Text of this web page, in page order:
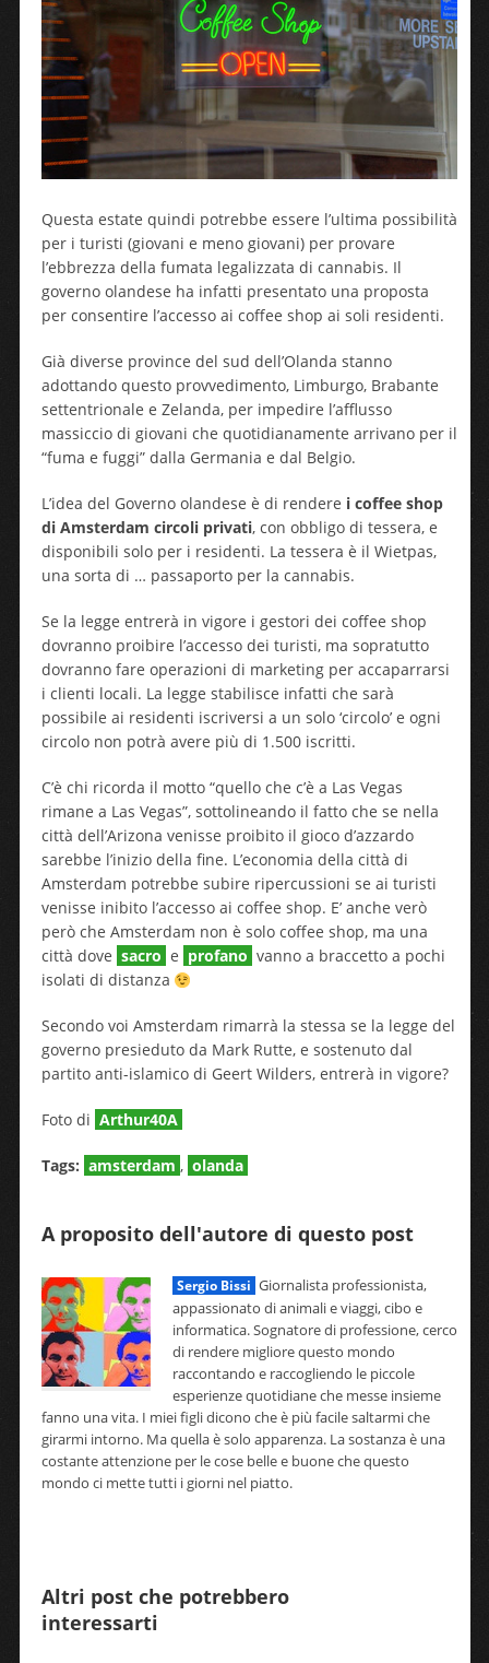
Questa estate quindi potrebbe essere l’ultima possibilità
per i turisti (giovani e meno giovani) per provare
l’ebbrezza della fumata legalizzata di cannabis. Il
governo olandese ha infatti presentato una proposta
per consentire l’accesso ai coffee shop ai soli residenti.
Già diverse province del sud dell’Olanda stanno
adottando questo provvedimento, Limburgo, Brabante
settentrionale e Zelanda, per impedire l’afflusso
massiccio di giovani che quotidianamente arrivano per il
“fuma e fuggi” dalla Germania e dal Belgio.
L’idea del Governo olandese è di rendere i coffee shop
di Amsterdam circoli privati, con obbligo di tessera, e
disponibili solo per i residenti. La tessera è il Wietpas,
una sorta di … passaporto per la cannabis.
Se la legge entrerà in vigore i gestori dei coffee shop
dovranno proibire l’accesso dei turisti, ma sopratutto
dovranno fare operazioni di marketing per accaparrarsi
i clienti locali. La legge stabilisce infatti che sarà
possibile ai residenti iscriversi a un solo ‘circolo’ e ogni
circolo non potrà avere più di 1.500 iscritti.
C’è chi ricorda il motto “quello che c’è a Las Vegas
rimane a Las Vegas”, sottolineando il fatto che se nella
città dell’Arizona venisse proibito il gioco d’azzardo
sarebbe l’inizio della fine. L’economia della città di
Amsterdam potrebbe subire ripercussioni se ai turisti
venisse inibito l’accesso ai coffee shop. E’ anche verò
però che Amsterdam non è solo coffee shop, ma una
città dove sacro e profano vanno a braccetto a pochi
isolati di distanza
Secondo voi Amsterdam rimarrà la stessa se la legge del
governo presieduto da Mark Rutte, e sostenuto dal
partito anti-islamico di Geert Wilders, entrerà in vigore?
Foto di Arthur40A
Tags: amsterdam , olanda
A proposito dell'autore di questo post
Sergio Bissi Giornalista professionista,
appassionato di animali e viaggi, cibo e
informatica. Sognatore di professione, cerco
di rendere migliore questo mondo
raccontando e raccogliendo le piccole
esperienze quotidiane che messe insieme
fanno una vita. I miei figli dicono che è più facile saltarmi che
girarmi intorno. Ma quella è solo apparenza. La sostanza è una
costante attenzione per le cose belle e buone che questo
mondo ci mette tutti i giorni nel piatto.
Altri post che potrebbero
interessarti